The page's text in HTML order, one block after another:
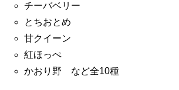
チーバベリー
とちおとめ
甘クイーン
紅ほっぺ
かおり野 など全10種